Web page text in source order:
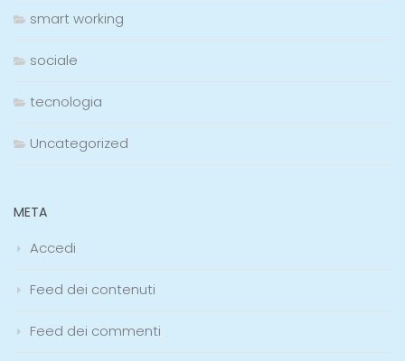
smart working
sociale
tecnologia
Uncategorized
META
Accedi
Feed dei contenuti
Feed dei commenti